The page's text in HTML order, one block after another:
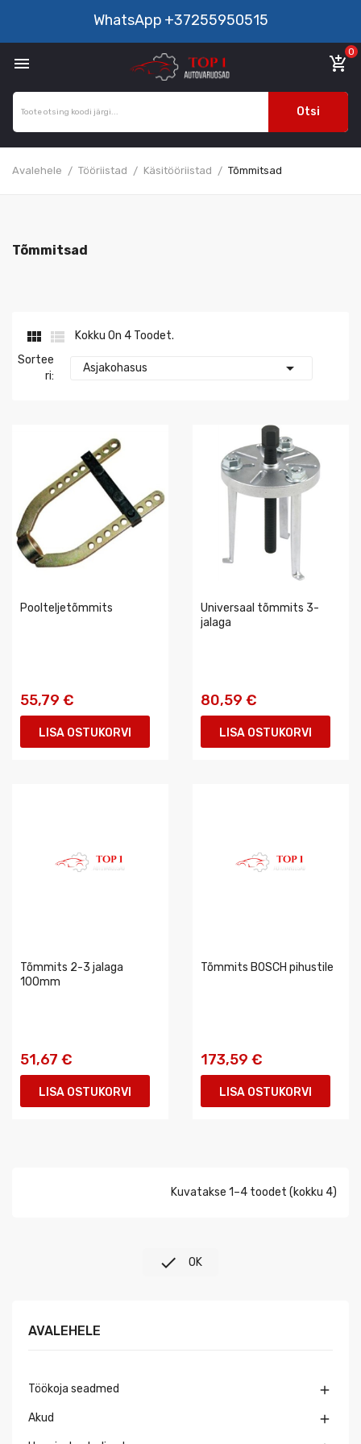
WhatsApp +37255950515
 add_shopping_cart
0
Otsi
Avalehele Tööriistad Käsitööriistad Tõmmitsad
Tõmmitsad
 
Kokku On 4 Toodet.
Sortee
Ri:
Asjakohasus 
Poolteljetõmmits
55,79 €
LISA OSTUKORVI
Universaal tõmmits 3-
jalaga
80,59 €
LISA OSTUKORVI
Tõmmits 2-3 jalaga
100mm
51,67 €
LISA OSTUKORVI
Tõmmits BOSCH pihustile
173,59 €
LISA OSTUKORVI
Kuvatakse 1–4 toodet (kokku 4)
 OK
AVALEHELE
Töökoja seadmed 
Akud 